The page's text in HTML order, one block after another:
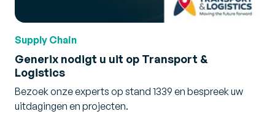
Supply Chain
Generix nodigt u uit op Transport &
Logistics
Bezoek onze experts op stand 1339 en bespreek uw
uitdagingen en projecten.